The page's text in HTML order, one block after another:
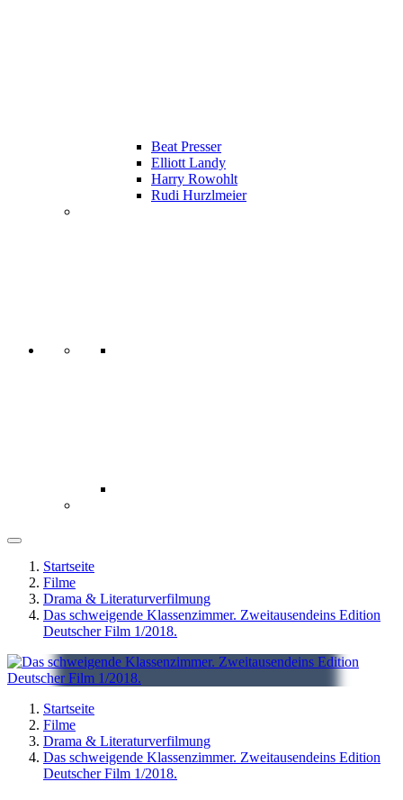
Beat Presser
Elliott Landy
Harry Rowohlt
Rudi Hurzlmeier
Startseite
Filme
Drama & Literaturverfilmung
Das schweigende Klassenzimmer. Zweitausendeins Edition
Deutscher Film 1/2018.
Startseite
Filme
Drama & Literaturverfilmung
Das schweigende Klassenzimmer. Zweitausendeins Edition
Deutscher Film 1/2018.